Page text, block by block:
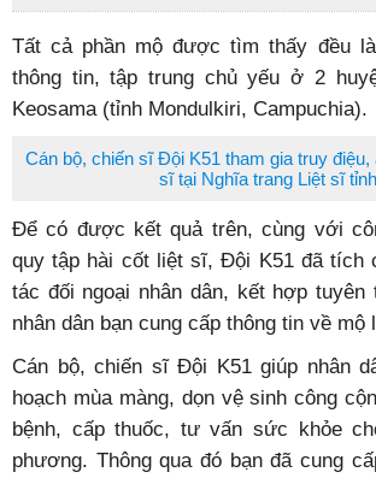
Tất cả phần mộ được tìm thấy đều
thông tin, tập trung chủ yếu ở 2
Keosama (tỉnh Mondulkiri, Campuchia).
Cán bộ, chiến sĩ Đội K51 tham gia truy điệu,
sĩ tại Nghĩa trang Liệt sĩ
Để có được kết quả trên, cùng với
quy tập hài cốt liệt sĩ, Đội K51 đã tích
tác đối ngoại nhân dân, kết hợp tuyên
nhân dân bạn cung cấp thông tin về mộ
Cán bộ, chiến sĩ Đội K51 giúp nhân
hoạch mùa màng, dọn vệ sinh công
bệnh, cấp thuốc, tư vấn sức khỏe
phương. Thông qua đó bạn đã cung